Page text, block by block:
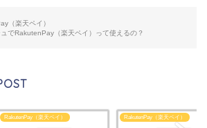
（楽天ペイ）
でRakutenPay（楽天ペイ）って使えるの？
RakutenPay（楽天ペイ） RakutenPay（楽天ペイ）